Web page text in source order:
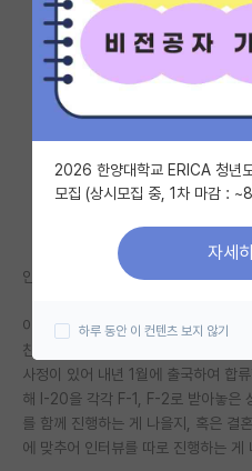
전체글보기
베스트 게시판
IF 명예의전당
자유 게시판(아무개랩)
미국 유학 게시판
미국 대학원 합격 후기 게시
대학원생 모집 게시판
연구실(PI) 홍보 게시판
석박사 채용 정보 게시판
임용 정보 게시판
안녕하세요 반갑습니다.
이번 가을학기부터 박사 오퍼를 받아
친구와 6월 말에 결혼식을 올릴 예정
사정이 있어 내년 1월에 출국하여 합
해 I-20을 각각 F-1, F-2로 받아놓은
를 함께 진행하는 게 나을지, 혹은 결
에 맞추어 인터뷰를 따로 진행하는 게
2026 한양대학교 ERICA 청년
모집 (상시모집 중, 1차 마감 :
자세
하루 동안 이 컨텐츠 보지 않기